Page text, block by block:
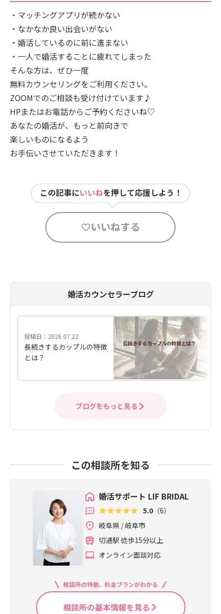
・マッチングアプリが続かない
・なかなか良い出会いがない
・婚活しているのに前に進まない
・一人で婚活することに疲れてしまった
そんな方は、ぜひ一度
無料カウンセリングをご利用ください。
ZOOMでのご相談も受け付けています♪
HPまたはお電話からご予約くださいね♡
あなたの婚活が、もっと前向きで
楽しいものになるよう
お手伝いさせていただきます！
この記事にいいねを押して応援しよう！
いいねする
婚活カウンセラーブログ
投稿日：2026.07.22
長続きするカップルの特徴
とは？
ブログをもっと見る
この相談所を知る
婚活サポート LIF BRIDAL
5.0（6）
岐阜県 / 岐阜市
切通駅 徒歩15分以上
オンライン面談対応
相談所の特徴、料金プランがわかる
相談所の基本情報を見る